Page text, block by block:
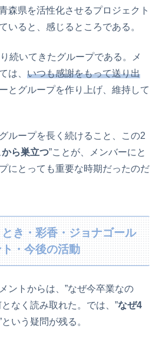
森県を活性化させるプロジェクト
いると、感じるところである。
続いてきたグループである。メ
は、 いつも感謝をもって送り出
とグループを作り上げ、維持して
ループを長く続けること、この2
から巣立つ”ことが、メンバーにと
にとっても重要な時期だったのだ
き・彩香・ジョナゴール
ト・今後の活動
ントからは、”なぜ今卒業なの
なく読み取れた。では、”なぜ4
という疑問が残る。